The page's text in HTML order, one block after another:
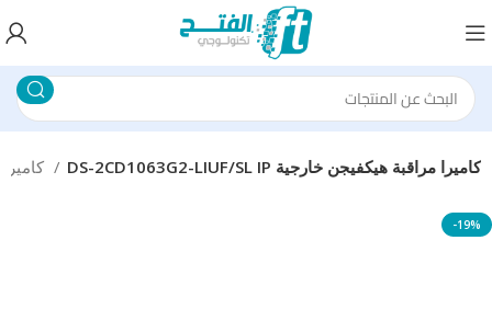
كاميرات مراقبة DS-2CD1063G2-LIUF/SL IP كاميرا مراقبة هيكفيجن خارجية
-19%